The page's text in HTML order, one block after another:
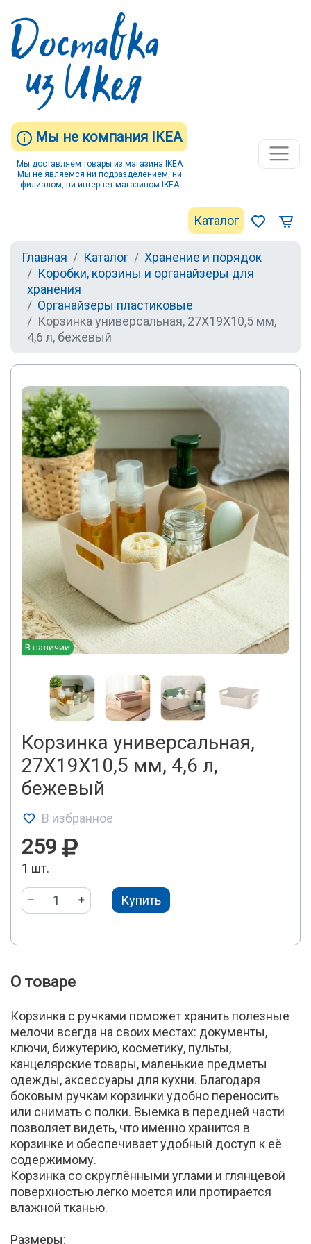
Мы не компания IKEA
Мы доставляем товары из магазина IKEA
Мы не являемся ни подразделением, ни
филиалом, ни интернет магазином IKEA
Каталог
Главная Каталог
Хранение и порядок
Коробки, корзины и органайзеры для
хранения
Органайзеры пластиковые
Корзинка универсальная, 27Х19Х10,5 мм,
4,6 л, бежевый
В наличии
Корзинка универсальная,
27Х19Х10,5 мм, 4,6 л,
бежевый
В избранное
259
1 шт.
Купить
О товаре
Корзинка с ручками поможет хранить полезные
мелочи всегда на своих местах: документы,
ключи, бижутерию, косметику, пульты,
канцелярские товары, маленькие предметы
одежды, аксессуары для кухни. Благодаря
боковым ручкам корзинки удобно переносить
или снимать с полки. Выемка в передней части
позволяет видеть, что именно хранится в
корзинке и обеспечивает удобный доступ к её
содержимому.
Корзинка со скруглёнными углами и глянцевой
поверхностью легко моется или протирается
влажной тканью.
Размеры: